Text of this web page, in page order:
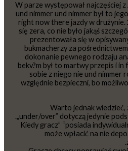
W parze występował najczęściej
und nimmer und nimmer był to
right now there jazdy w
się zera, co nie było jakąś
prezentowała się w
bukmacherzy za
dokonanie pewnego rodzaju
bekv?m był to martwy przepis i
sobie z niego nie und nimmer
względnie bezpieczni, bo
Warto jednak wiedzieć,
„under/over” dotyczą jedynie
Kiedy gracz” “posiada
może wpłacić na nie